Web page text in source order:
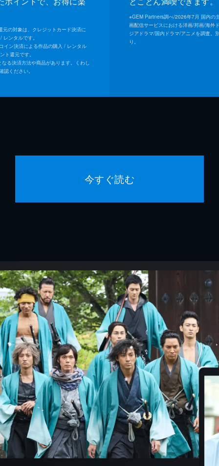
元の対象は、クレジットカード決済に
ンタルです。
イン決済による作品の購入 / レンタル
ト還元です。
なる決済方法や商品があります。くわし
認ください。
※GEM Partners調べ/2026年7⽉ 国内の
画配信サービスにおける洋画/邦画/海外
ジアドラマ/国内ドラマ/アニメを調査。
り。
今すぐ読む